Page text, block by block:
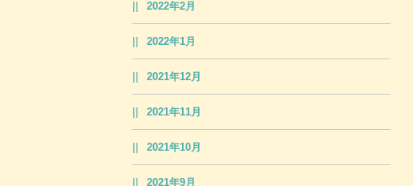
2022年2月
2022年1月
2021年12月
2021年11月
2021年10月
2021年9月